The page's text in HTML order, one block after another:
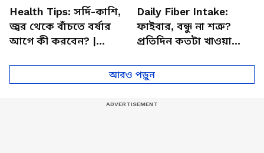
Health Tips: সর্দি-কাশি,
জ্বর থেকে বাঁচতে বর্ষার
আগে কী করবেন? |
Daily Fiber Intake:
ফাইবার, বন্ধু না শত্রু?
প্রতিদিন কতটা খাওয়া
Health Tips
আরও পড়ুন